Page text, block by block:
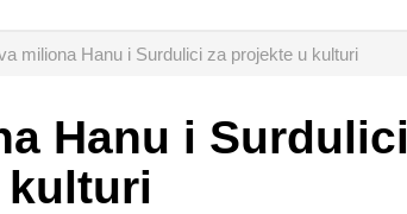
miliona Hanu i Surdulici za projekte u kulturi
Hanu i Surdulici
kulturi